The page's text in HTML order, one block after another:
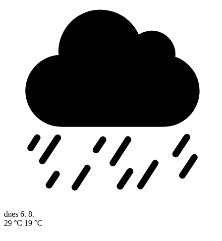
dnes 6. 8.
29 °C 19 °C